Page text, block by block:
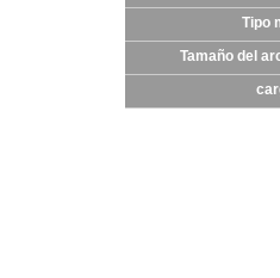
Tipo
Tamaño del